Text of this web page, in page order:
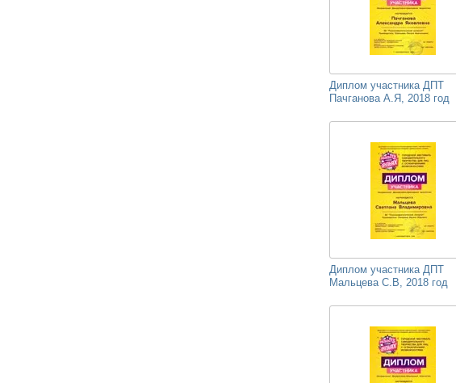
Диплом участника ДПТ
Пачганова А.Я, 2018 год
Диплом участника ДПТ
Мальцева С.В, 2018 год